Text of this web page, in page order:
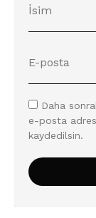
Daha
e-posta
kaydedilsin.